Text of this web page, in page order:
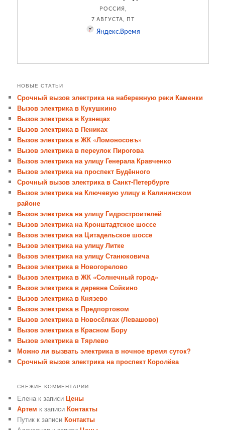
НОВЫЕ СТАТЬИ
Срочный вызов электрика на набережную реки Каменки
Вызов электрика в Кукушкино
Вызов электрика в Кузнецах
Вызов электрика в Пениках
Вызов электрика в ЖК «Ломоносовъ»
Вызов электрика в переулок Пирогова
Вызов электрика на улицу Генерала Кравченко
Вызов электрика на проспект Будённого
Срочный вызов электрика в Санкт-Петербурге
Вызов электрика на Ключевую улицу в Калининском
районе
Вызов электрика на улицу Гидростроителей
Вызов электрика на Кронштадтское шоссе
Вызов электрика на Цитадельское шоссе
Вызов электрика на улицу Литке
Вызов электрика на улицу Станюковича
Вызов электрика в Новогорелово
Вызов электрика в ЖК «Солнечный город»
Вызов электрика в деревне Сойкино
Вызов электрика в Князево
Вызов электрика в Предпортовом
Вызов электрика в Новосёлках (Левашово)
Вызов электрика в Красном Бору
Вызов электрика в Тярлево
Можно ли вызвать электрика в ночное время суток?
Срочный вызов электрика на проспект Королёва
СВЕЖИЕ КОММЕНТАРИИ
Елена к записиЦены
Артем к записиКонтакты
Путик к записиКонтакты